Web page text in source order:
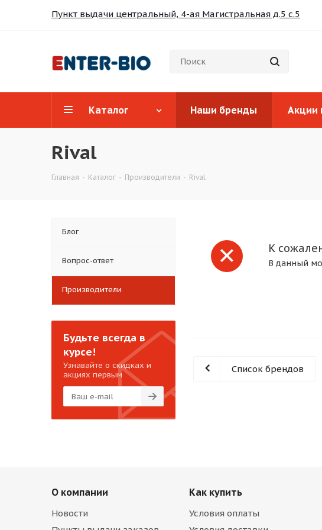
Пункт выдачи центральный, 4-ая Магистральная д.5 с.5
Каталог Наши бренды Акции
Rival
Главная - Каталог - Производители - Rival
К
В данный
Список брендов
Блог
Вопрос-ответ
Производители
Будьте всегда в
курсе!
Узнавайте о скидках и
акциях первым
О компании
Новости
Как купить
Условия оплаты